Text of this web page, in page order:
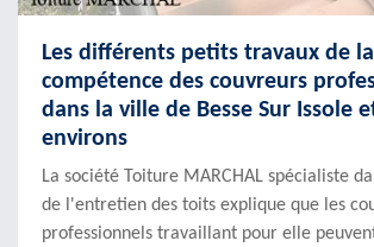
Les différents petits travaux de la
compétence des couvreurs
dans la ville de Besse Sur Issole
environs
La société Toiture MARCHAL spécialiste
de l'entretien des toits explique que les
professionnels travaillant pour elle